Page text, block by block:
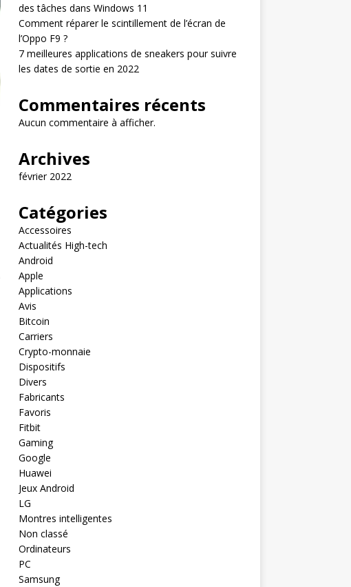
des tâches dans Windows 11
Comment réparer le scintillement de l’écran de
l’Oppo F9 ?
7 meilleures applications de sneakers pour suivre
les dates de sortie en 2022
Commentaires récents
Aucun commentaire à afficher.
Archives
février 2022
Catégories
Accessoires
Actualités High-tech
Android
Apple
Applications
Avis
Bitcoin
Carriers
Crypto-monnaie
Dispositifs
Divers
Fabricants
Favoris
Fitbit
Gaming
Google
Huawei
Jeux Android
LG
Montres intelligentes
Non classé
Ordinateurs
PC
Samsung